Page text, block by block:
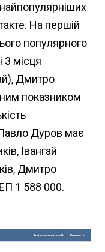
На першій
популярного
3 місця
Дмитро
показником
Дуров має
Івангай
Дмитро
1 588 000.